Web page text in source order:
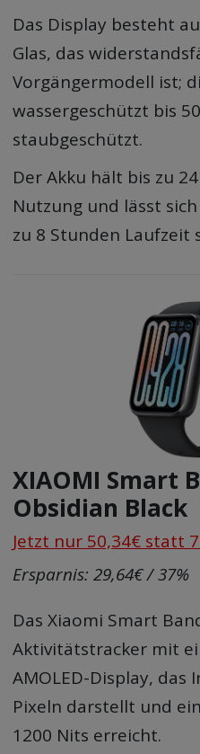
Das Display besteht
Glas, das
Vorgängermodell ist;
wassergeschützt bis
staubgeschützt.
Der Akku hält bis zu
Nutzung und lässt
zu 8 Stunden Laufzeit
XIAOMI Smart
Obsidian Black
Jetzt nur 50,34€ statt
Ersparnis: 29,64€ / 37%
Das Xiaomi Smart
Aktivitätstracker mit
AMOLED-Display, das
Pixeln darstellt und
1200 Nits erreicht.